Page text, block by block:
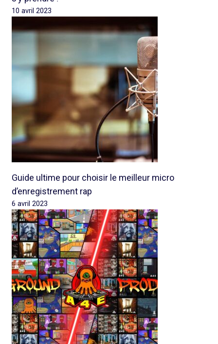
10 avril 2023
Guide ultime pour choisir le meilleur micro
d’enregistrement rap
6 avril 2023